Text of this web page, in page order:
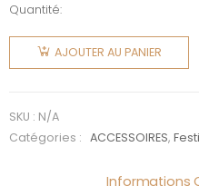
Quantité:
quantité
Chapeau
cowboy
(3
AJOUTER AU PANIER
SKU : N/A
Catégories :
ACCESSOIRES,
Informations